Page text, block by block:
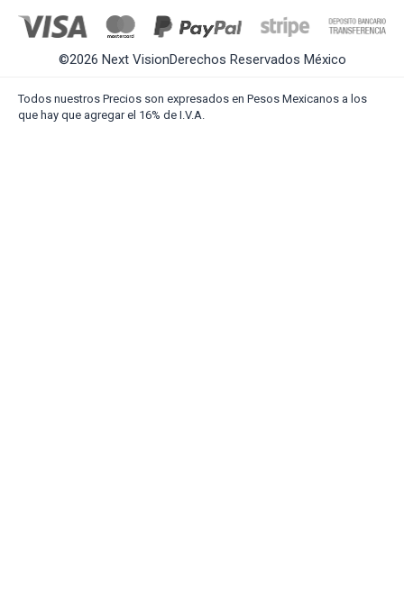
©2026 Next VisionDerechos Reservados México
Todos nuestros Precios son expresados en Pesos Mexicanos a los
que hay que agregar el 16% de I.V.A.